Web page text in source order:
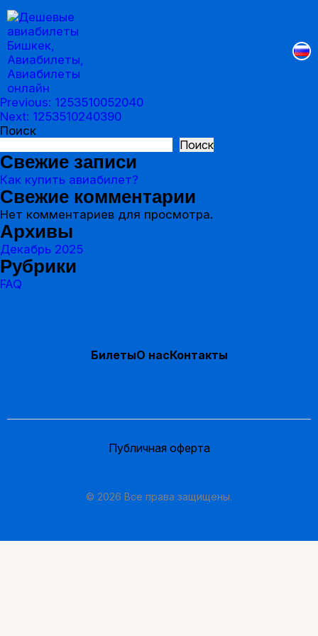
Навигация
по
записям
Previous: 1253510052040
Next: 1253510240390
Поиск
Поиск
Свежие записи
Как купить авиабилет?
Свежие комментарии
Нет комментариев для просмотра.
Архивы
Декабрь 2025
Рубрики
FAQ
БилетыО насКонтакты
Публичная оферта
© 2026 Все права защищены.